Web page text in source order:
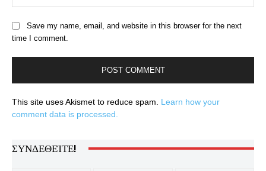
Save my name, email, and website in this browser for the next
time I comment.
This site uses Akismet to reduce spam. Learn how your
comment data is processed.
ΣΥΝΔΕΘΕΊΤΕ!